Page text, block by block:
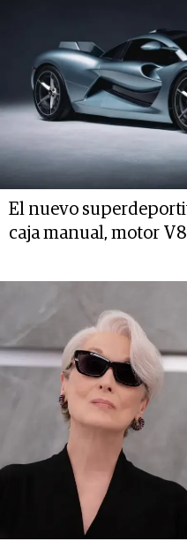
El nuevo
caja manual, motor